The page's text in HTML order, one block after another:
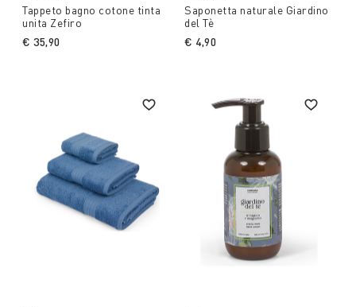
Tappeto bagno cotone tinta
unita Zefiro
€ 35,90
Saponetta naturale Giardino
del Tè
€ 4,90